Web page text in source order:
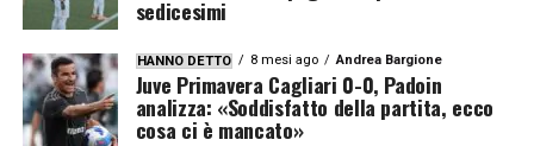
sedicesimi
HANNO DETTO 8 mesi ago Andrea Bargione
Juve Primavera Cagliari 0-0, Padoin
analizza: «Soddisfatto della partita, ecco
cosa ci è mancato»